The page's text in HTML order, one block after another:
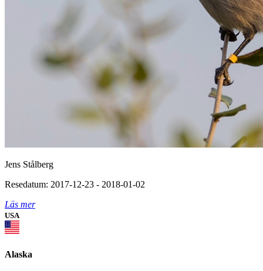
Jens Stålberg
Resedatum: 2017-12-23 - 2018-01-02
Läs mer
USA
Alaska